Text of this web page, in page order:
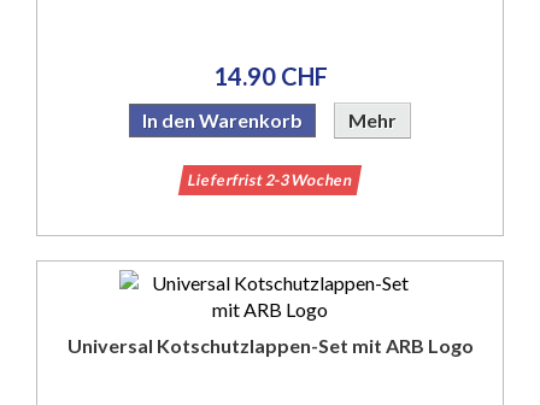
14.90 CHF
In den Warenkorb Mehr
Lieferfrist 2-3 Wochen
Universal Kotschutzlappen-Set mit ARB Logo